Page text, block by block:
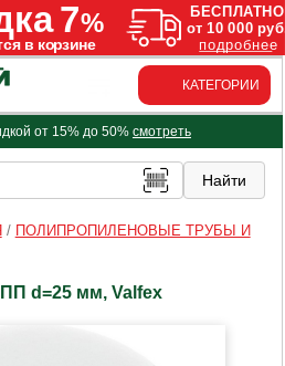
КАТЕГОРИИ
от 15% до 50% смотреть
/ ПОЛИПРОПИЛЕНОВЫЕ ТРУБЫ И
d=25 мм, Valfex